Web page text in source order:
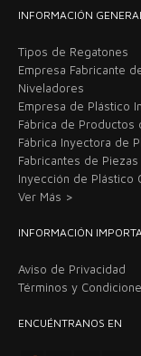
INFORMACIÓN GENERAL
Tipos de Regatones
Empresa Fabricante
Niveladores
Empresa de Plástico
Fábrica de Productos
Fábrica Inyectora de
Fabricantes de
Inyección de Plástico
Ver Más >
INFORMACIÓN
Aviso de Privacidad
Términos y
ENCUÉNTRANOS EN